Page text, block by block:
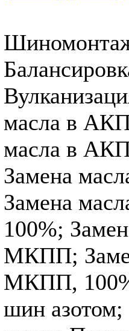
масла в
масла в
Замена
Замена
100%;
МКПП;
МКПП,
шин азотом;